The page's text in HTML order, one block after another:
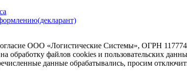
ООО «Логистические Системы», ОГРН
обработку файлов cookies и пользовательских
данные обрабатывались, просим